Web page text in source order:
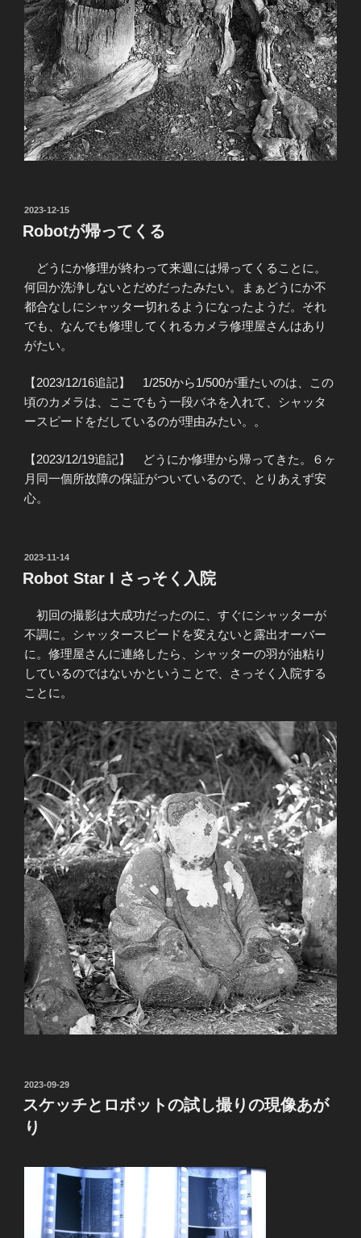
投
稿
日:
2023-12-15
Robotが帰ってくる
どうにか修理が終わって来週には帰ってくることに。
何回か洗浄しないとだめだったみたい。まぁどうにか不
都合なしにシャッター切れるようになったようだ。それ
でも、なんでも修理してくれるカメラ修理屋さんはあり
がたい。
【2023/12/16追記】 1/250から1/500が重たいのは、この
頃のカメラは、ここでもう一段バネを入れて、シャッタ
ースピードをだしているのが理由みたい。。
【2023/12/19追記】 どうにか修理から帰ってきた。６ヶ
月同一個所故障の保証がついているので、とりあえず安
心。
投
稿
日:
2023-11-14
Robot Star I さっそく入院
初回の撮影は大成功だったのに、すぐにシャッターが
不調に。シャッタースピードを変えないと露出オーバー
に。修理屋さんに連絡したら、シャッターの羽が油粘り
しているのではないかということで、さっそく入院する
ことに。
投
稿
日:
2023-09-29
スケッチとロボットの試し撮りの現像あが
り